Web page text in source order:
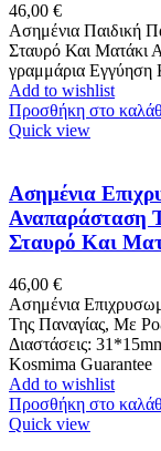
46,00 €
Ασημένια Παιδική
Σταυρό Και Ματάκι
γραμμάρια
Add to wishlist
Προσθήκη στο
Quick view
Ασημένια
Αναπαράσταση
Σταυρό Και
46,00 €
Ασημένια
Της Παναγίας, Με
Διαστάσεις:
Kosmima Guarantee
Add to wishlist
Προσθήκη στο
Quick view